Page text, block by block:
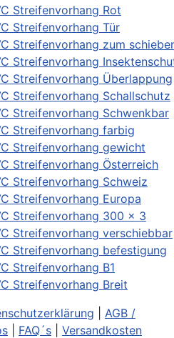
Streifenvorhang Rot
Streifenvorhang Tür
Streifenvorhang zum
Streifenvorhang
Streifenvorhang Überlappung
Streifenvorhang Schallschutz
Streifenvorhang Schwenkbar
Streifenvorhang farbig
Streifenvorhang gewicht
Streifenvorhang Österreich
Streifenvorhang Schweiz
Streifenvorhang Europa
Streifenvorhang 300 x 3
Streifenvorhang verschiebbar
Streifenvorhang befestigung
Streifenvorhang B1
Streifenvorhang Breit
AGB /
FAQ´s
Versandkosten